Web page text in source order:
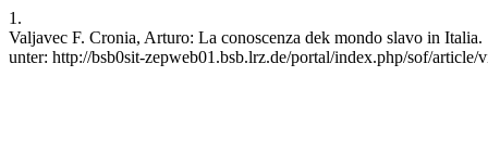
1.
Valjavec F. Cronia, Arturo: La conoscenza dek mondo slavo in
unter: http://bsb0sit-zepweb01.bsb.lrz.de/portal/index.php/sof/article/